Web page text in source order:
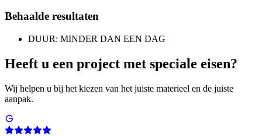
Behaalde resultaten
DUUR: MINDER DAN EEN DAG
Heeft u een project met speciale eisen?
Wij helpen u bij het kiezen van het juiste materieel en de juiste
aanpak.